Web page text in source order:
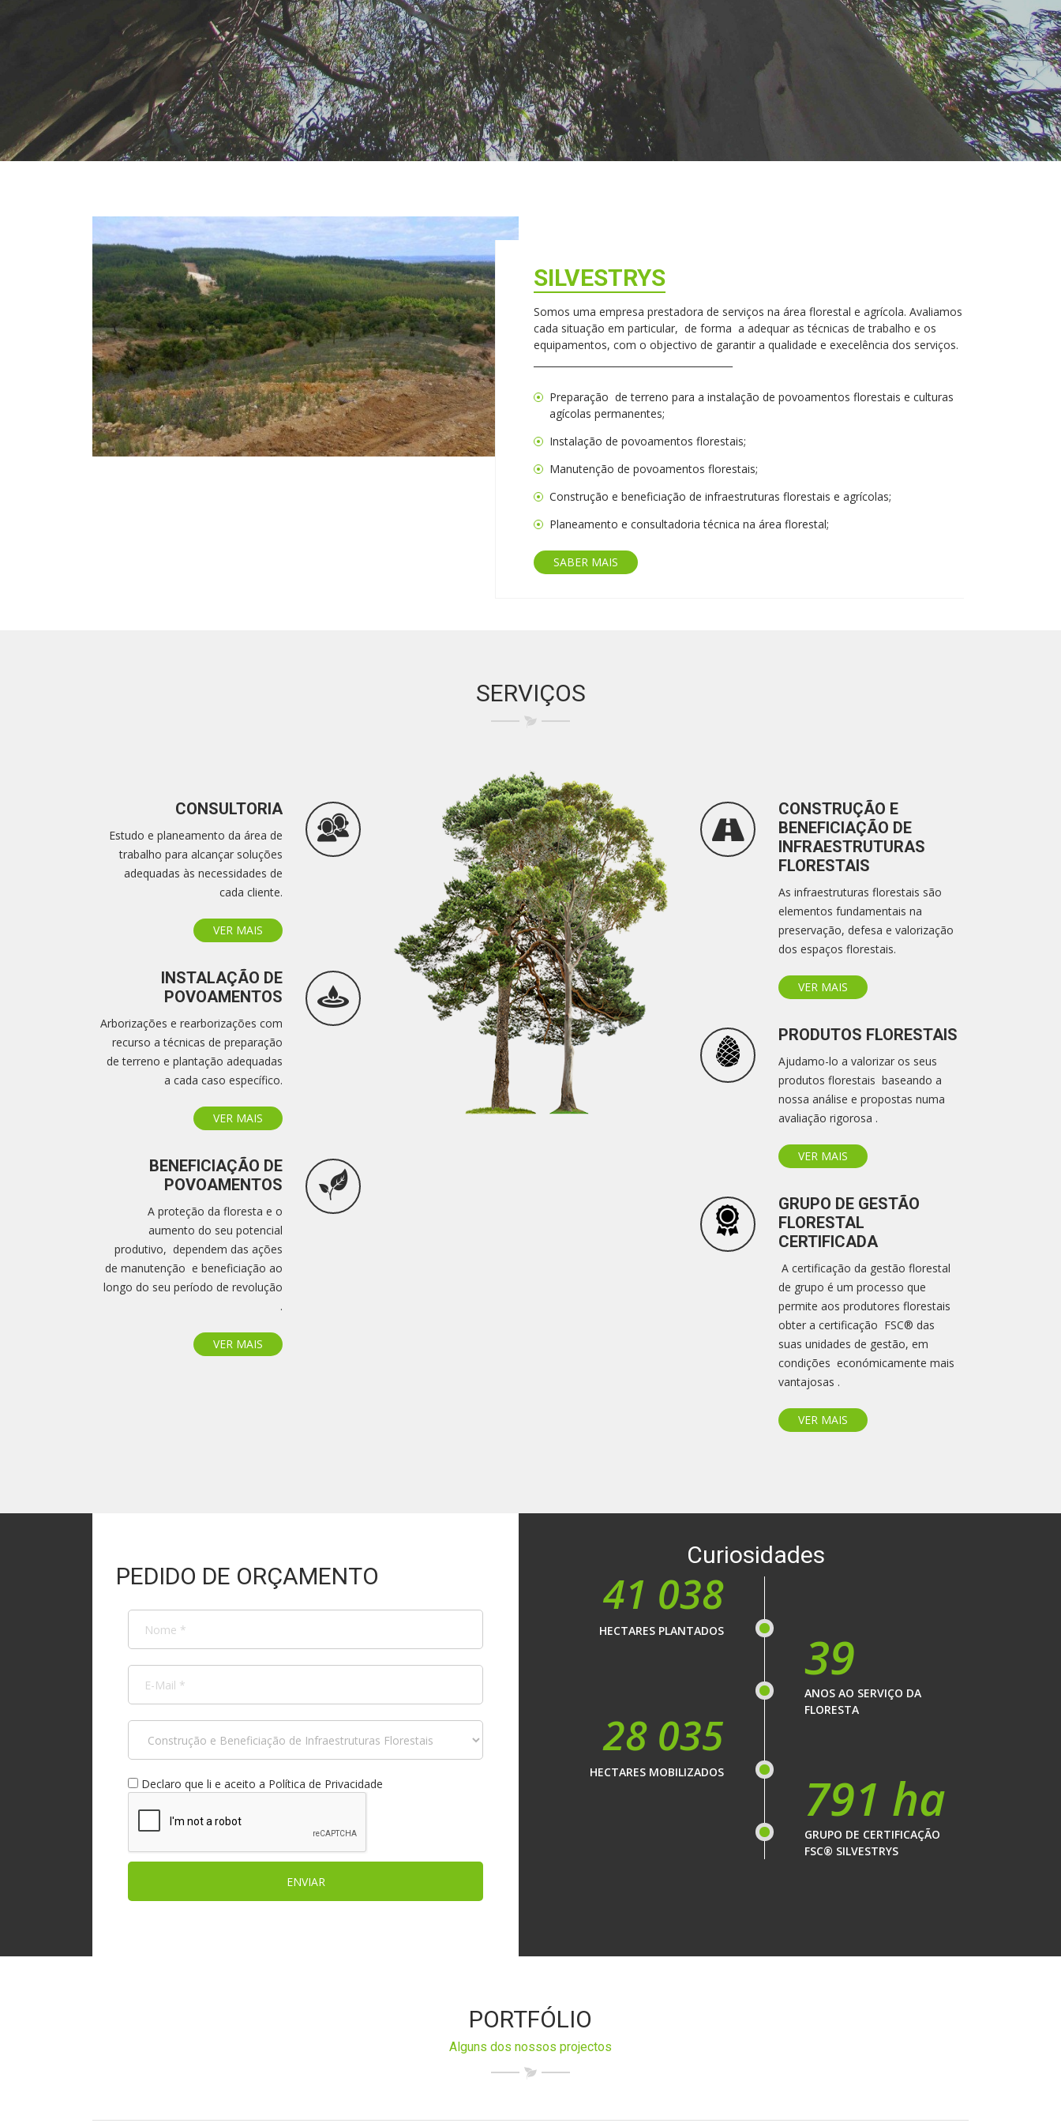
SILVESTRYS
Somos uma empresa prestadora de serviços na área florestal e agrícola. Avaliamos
cada situação em particular, de forma a adequar as técnicas de trabalho e os
equipamentos, com o objectivo de garantir a qualidade e execelência dos serviços.
Preparação de terreno para a instalação de povoamentos florestais e culturas
agícolas permanentes;
Instalação de povoamentos florestais;
Manutenção de povoamentos florestais;
Construção e beneficiação de infraestruturas florestais e agrícolas;
Planeamento e consultadoria técnica na área florestal;
SABER MAIS
SERVIÇOS
CONSULTORIA
Estudo e planeamento da área de
trabalho para alcançar soluções
adequadas às necessidades de
cada cliente.
VER MAIS
INSTALAÇÃO DE
POVOAMENTOS
Arborizações e rearborizações com
recurso a técnicas de preparação
de terreno e plantação adequadas
a cada caso específico.
VER MAIS
BENEFICIAÇÃO DE
POVOAMENTOS
A proteção da floresta e o
aumento do seu potencial
produtivo, dependem das ações
de manutenção e beneficiação ao
longo do seu período de revolução
.
VER MAIS
CONSTRUÇÃO E
BENEFICIAÇÃO DE
INFRAESTRUTURAS
FLORESTAIS
As infraestruturas florestais são
elementos fundamentais na
preservação, defesa e valorização
dos espaços florestais.
VER MAIS
PRODUTOS FLORESTAIS
Ajudamo-lo a valorizar os seus
produtos florestais baseando a
nossa análise e propostas numa
avaliação rigorosa .
VER MAIS
GRUPO DE GESTÃO
FLORESTAL
CERTIFICADA
A certificação da gestão florestal
de grupo é um processo que
permite aos produtores florestais
obter a certificação FSC® das
suas unidades de gestão, em
condições económicamente mais
vantajosas .
VER MAIS
PEDIDO DE ORÇAMENTO
Declaro que li e aceito a Política de Privacidade
Curiosidades
41 038
HECTARES PLANTADOS 39
ANOS AO SERVIÇO DA
FLORESTA
28 035
HECTARES MOBILIZADOS 791 ha
GRUPO DE CERTIFICAÇÃO
FSC® SILVESTRYS
PORTFÓLIO
Alguns dos nossos projectos